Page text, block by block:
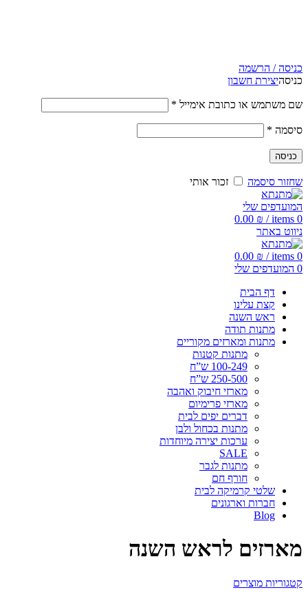
כניסה / הרשמה
כניסהיצירת חשבון
שם משתמש או כתובת אימייל *
סיסמה *
כניסה
שחזור סיסמה זכור אותי
המועדפים שלי
0
items
/
0.00 ₪
ניווט באתר
0
items
/
0.00 ₪
0 המועדפים שלי
דף הבית
קצת עלינו
ראש השנה
מתנות תודה
מתנות ומארזים מקוריים
מתנות קטנות
100-249 ש”ח
250-500 ש”ח
מארזי חיבוק ואהבה
מארזי פרימיום
דברים יפים לבית
מתנות בכחול ולבן
ערכות יצירה מיוחדות
SALE
מתנות לגבר
חורף חם
שלטי קרמיקה לבית
חברות וארגונים
Blog
מארזים לראש השנה
קטגוריות מוצרים